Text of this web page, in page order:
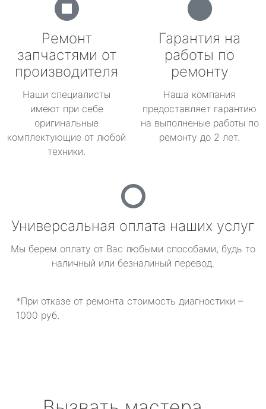
Ремонт
запчастями от
производителя
Наши специалисты
имеют при себе
оригинальные
комплектующие от любой
техники.
Гарантия на
работы по
ремонту
Наша компания
предоставляет гарантию
на выполненые работы по
ремонту до 2 лет.
Универсальная оплата наших услуг
Мы берем оплату от Вас любыми способами, будь то
наличный или безналиный перевод.
*При отказе от ремонта стоимость диагностики –
1000 руб.